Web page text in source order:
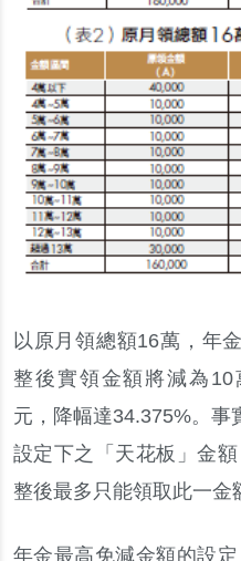
以原月領總額16萬，年
整後實領金額將減為10
元，降幅達34.375%。事
設定下之「天花板」金
整後最多只能領取此一金
年金最高免減金額的設